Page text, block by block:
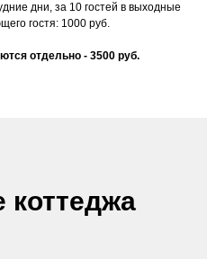
дни, за 10 гостей в выходные
гостя: 1000 руб.
отдельно - 3500 руб.
коттеджа